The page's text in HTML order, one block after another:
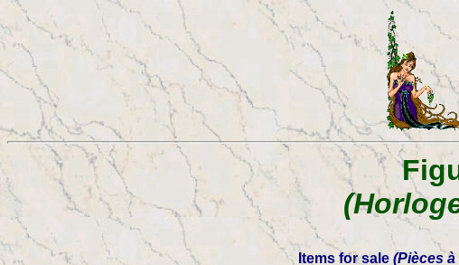
Items for sale(Pièces à